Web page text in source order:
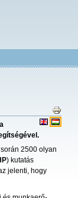
2500 olyan
) kutatás
jelenti, hogy